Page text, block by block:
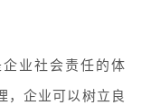
业社会责任的体
，企业可以树立良